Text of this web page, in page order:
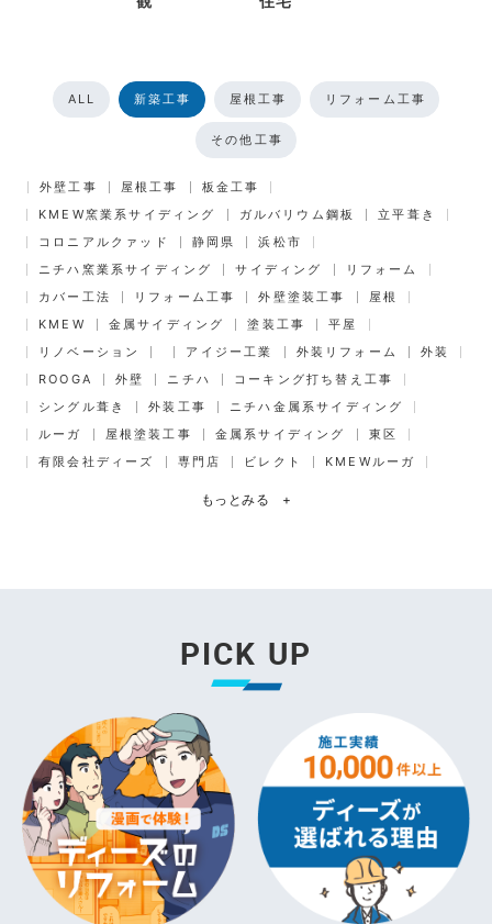
ALL 新築工事 屋根工事 リフォーム工事
その他工事
外壁工事 屋根工事
板金工事
KMEW窯業系サイディング
ガルバリウム鋼板
立平葺き
コロニアルクァッド
静岡県
浜松市
ニチハ窯業系サイディング
サイディング
リフォーム
カバー工法
リフォーム工事 外壁塗装工事
屋根
KMEW
金属サイディング 塗装工事
平屋
リノベーション
アイジー工業 外装リフォーム
外装
ROOGA
外壁 ニチハ
コーキング打ち替え工事
シングル葺き
外装工事
ニチハ金属系サイディング
ルーガ
屋根塗装工事 金属系サイディング
東区
有限会社ディーズ
専門店 ビレクト KMEWルーガ
もっとみる +
PICK UP